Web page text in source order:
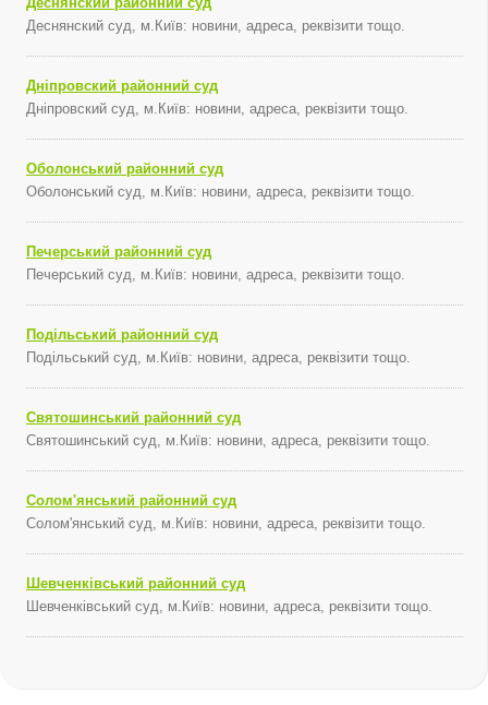
Деснянский суд, м.Київ: новини, адреса, реквізити тощо.
Дніпровский районний суд
Дніпровский суд, м.Київ: новини, адреса, реквізити тощо.
Оболонський районний суд
Оболонський суд, м.Київ: новини, адреса, реквізити тощо.
Печерський районний суд
Печерський суд, м.Київ: новини, адреса, реквізити тощо.
Подільський районний суд
Подільський суд, м.Київ: новини, адреса, реквізити тощо.
Святошинський районний суд
Святошинський суд, м.Київ: новини, адреса, реквізити тощо.
Солом'янський районний суд
Солом'янський суд, м.Київ: новини, адреса, реквізити тощо.
Шевченківський районний суд
Шевченківський суд, м.Київ: новини, адреса, реквізити тощо.